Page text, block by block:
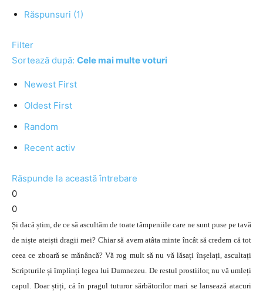
Răspunsuri (1)
Filter
Sortează după: Cele mai multe voturi
Newest First
Oldest First
Random
Recent activ
Răspunde la această întrebare
0
0
Și dacă știm, de ce să ascultăm de toate tâmpeniile care ne sunt puse pe tavă
de niște ateiști dragii mei? Chiar să avem atâta minte încât să credem că tot
ceea ce zboară se mănâncă? Vă rog mult să nu vă lăsați înșelați, ascultați
Scripturile și împlinți legea lui Dumnezeu. De restul prostiilor, nu vă umleți
capul. Doar știți, că în pragul tuturor sărbătorilor mari se lansează atacuri